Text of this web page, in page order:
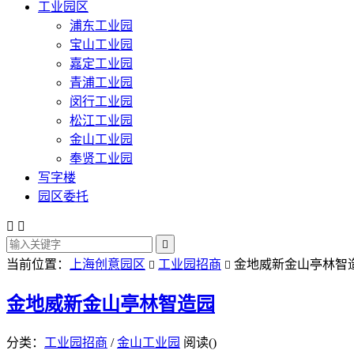
工业园区
浦东工业园
宝山工业园
嘉定工业园
青浦工业园
闵行工业园
松江工业园
金山工业园
奉贤工业园
写字楼
园区委托
 

当前位置： 上海创意园区  工业园招商  金地威新金山亭林智
金地威新金山亭林智造园
分类： 工业园招商 /金山工业园 阅读()